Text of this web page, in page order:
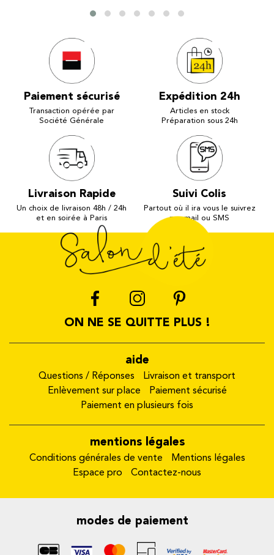
Paiement sécurisé
Transaction opérée par
Société Générale
Expédition 24h
Articles en stock
Préparation sous 24h
Livraison Rapide
Un choix de livraison 48h / 24h
et en soirée à Paris
Suivi Colis
Partout où il ira vous le suivrez
par mail ou SMS
ON NE SE QUITTE PLUS !
aide
Questions / Réponses
Livraison et transport
Enlèvement sur place
Paiement sécurisé
Paiement en plusieurs fois
mentions légales
Conditions générales de vente
Mentions légales
Espace pro
Contactez-nous
modes de paiement